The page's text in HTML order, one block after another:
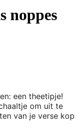
noppes
een theetipje!
om uit te
van je verse kop